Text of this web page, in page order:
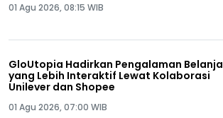
01 Agu 2026, 08:15 WIB
GloUtopia Hadirkan Pengalaman Belanja
yang Lebih Interaktif Lewat Kolaborasi
Unilever dan Shopee
01 Agu 2026, 07:00 WIB